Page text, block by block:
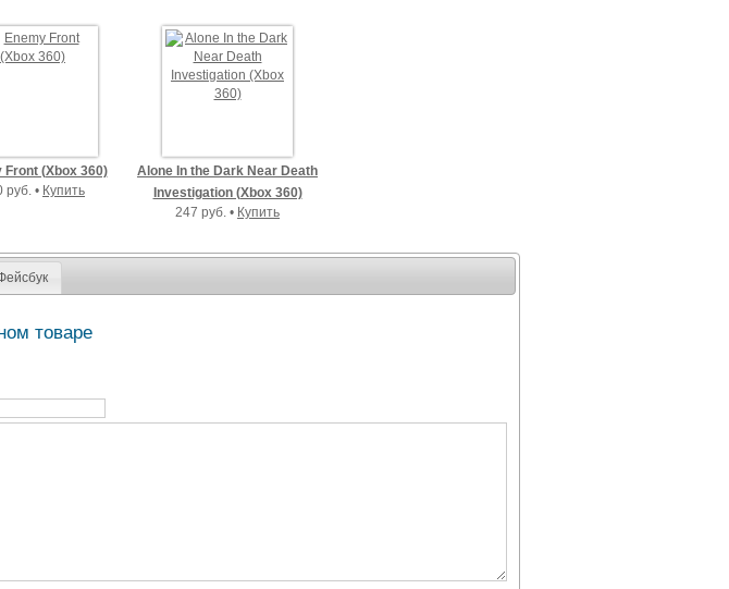
Front (Xbox 360)
руб. • Купить
Alone In the Dark Near Death
Investigation (Xbox 360)
247 руб. • Купить
товаре